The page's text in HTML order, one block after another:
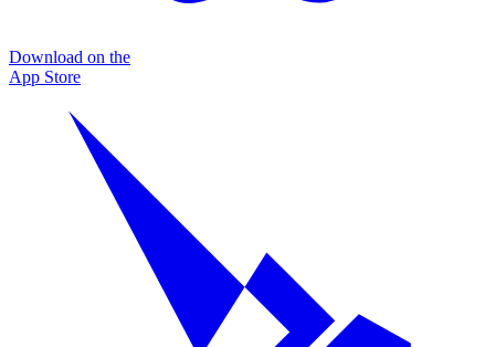
Download on the
App Store